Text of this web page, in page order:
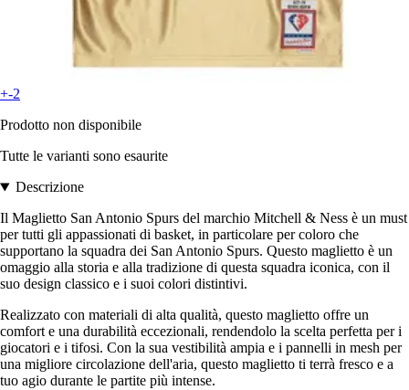
+-2
Prodotto non disponibile
Tutte le varianti sono esaurite
Descrizione
Il Maglietto San Antonio Spurs del marchio Mitchell & Ness è un must
per tutti gli appassionati di basket, in particolare per coloro che
supportano la squadra dei San Antonio Spurs. Questo maglietto è un
omaggio alla storia e alla tradizione di questa squadra iconica, con il
suo design classico e i suoi colori distintivi.
Realizzato con materiali di alta qualità, questo maglietto offre un
comfort e una durabilità eccezionali, rendendolo la scelta perfetta per i
giocatori e i tifosi. Con la sua vestibilità ampia e i pannelli in mesh per
una migliore circolazione dell'aria, questo maglietto ti terrà fresco e a
tuo agio durante le partite più intense.